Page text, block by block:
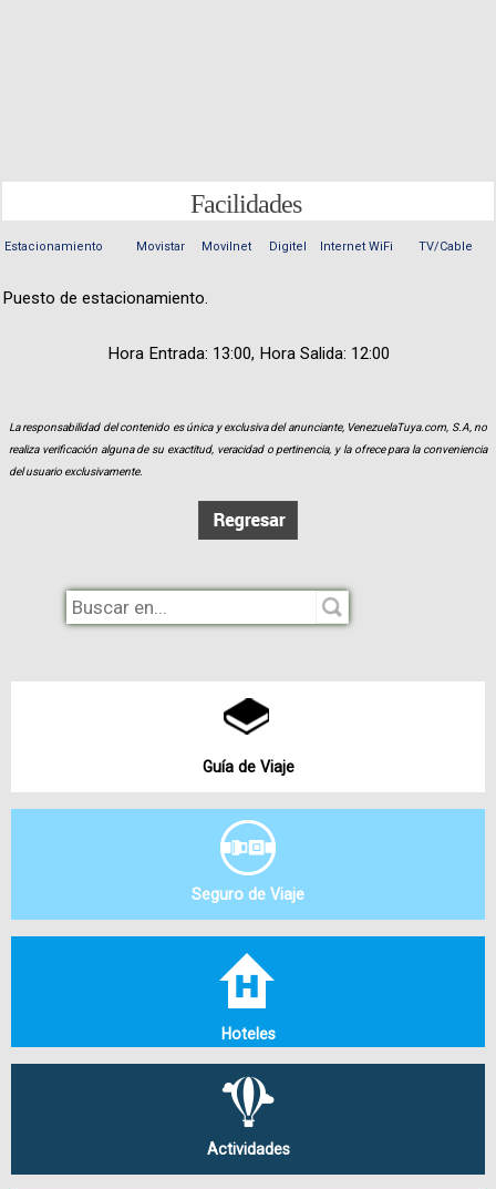
Facilidades
Estacionamiento Movistar Movilnet Digitel Internet WiFi TV/Cable
Puesto de estacionamiento.
Hora Entrada: 13:00, Hora Salida: 12:00
La responsabilidad del contenido es única y exclusiva del anunciante, VenezuelaTuya.com, S.A, no
realiza verificación alguna de su exactitud, veracidad o pertinencia, y la ofrece para la conveniencia
del usuario exclusivamente.
Guía de Viaje
Seguro de Viaje
Hoteles
Actividades